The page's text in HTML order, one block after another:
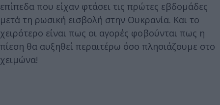
επίπεδα που είχαν φτάσει τις πρώτες εβδομάδες
μετά τη ρωσική εισβολή στην Ουκρανία. Και το
χειρότερο είναι πως οι αγορές φοβούνται πως η
πίεση θα αυξηθεί περαιτέρω όσο πλησιάζουμε στο
χειμώνα!